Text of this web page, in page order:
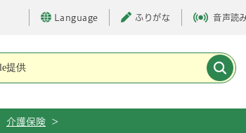
Language ふりがな 音声読
介護保険
>